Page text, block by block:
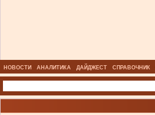
НОВОСТИ АНАЛИТИКА ДАЙДЖЕСТ СПРАВОЧНИК